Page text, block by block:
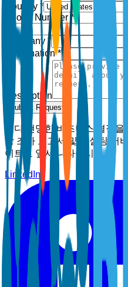
Country *
Phone Number *
Company *
Designation *
Description
Submit Request
보다 현명한 비즈니스 결정
장 조사 보고서 및 컨설팅 서
이트로 앞서 나타십시오.
LinkedIn